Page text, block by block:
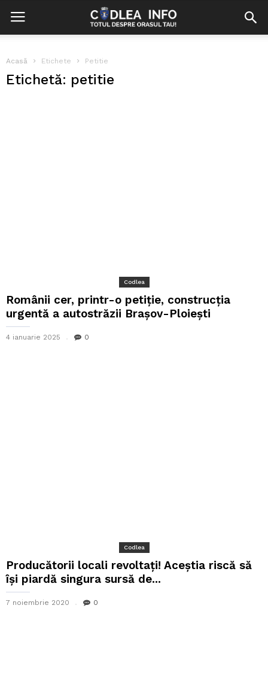
Acasă Etichete Petitie
Etichetă: petitie
Codlea
Românii cer, printr-o petiţie, construcția
urgentă a autostrăzii Brașov-Ploiești
4 ianuarie 2025 0
Codlea
Producătorii locali revoltați! Aceștia riscă să
își piardă singura sursă de...
7 noiembrie 2020 0